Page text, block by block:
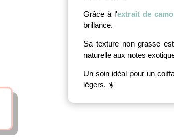
Grâce à l'extrait de
brillance.
Sa texture non grasse
naturelle aux notes
Un soin idéal pour un
légers. ☀️